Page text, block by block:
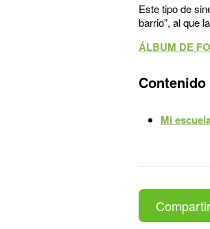
Este tipo de
barrio”, al que
ÁLBUM DE
Mi
Compartir